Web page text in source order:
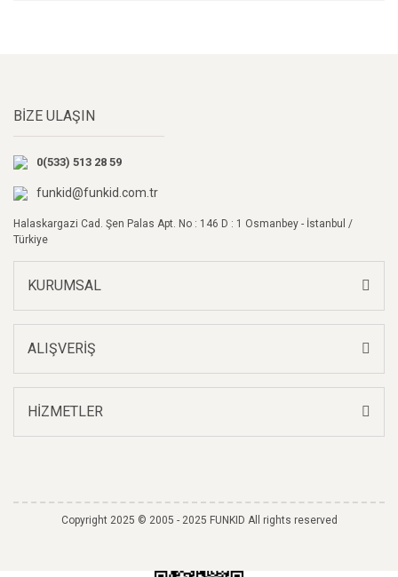
Ürün açıklamasında eksik bilgiler bulunuyor.
Ürün bilgilerinde hatalar bulunuyor.
Ürün fiyatı diğer sitelerden daha pahalı.
Bu ürüne benzer farklı alternatifler olmalı.
BİZE ULAŞIN
0(533) 513 28 59
funkid@funkid.com.tr
Halaskargazi Cad. Şen Palas Apt. No : 146 D : 1 Osmanbey - İstanbul /
Türkiye
KURUMSAL
ALIŞVERİŞ
HİZMETLER
Copyright 2025 © 2005 - 2025 FUNKID All rights reserved